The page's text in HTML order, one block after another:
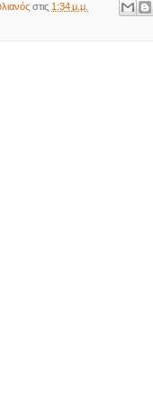
στις 1:34 μ.μ.